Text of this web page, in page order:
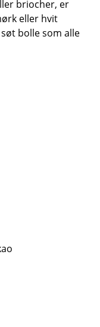
briocher, er
eller hvit
bolle som alle